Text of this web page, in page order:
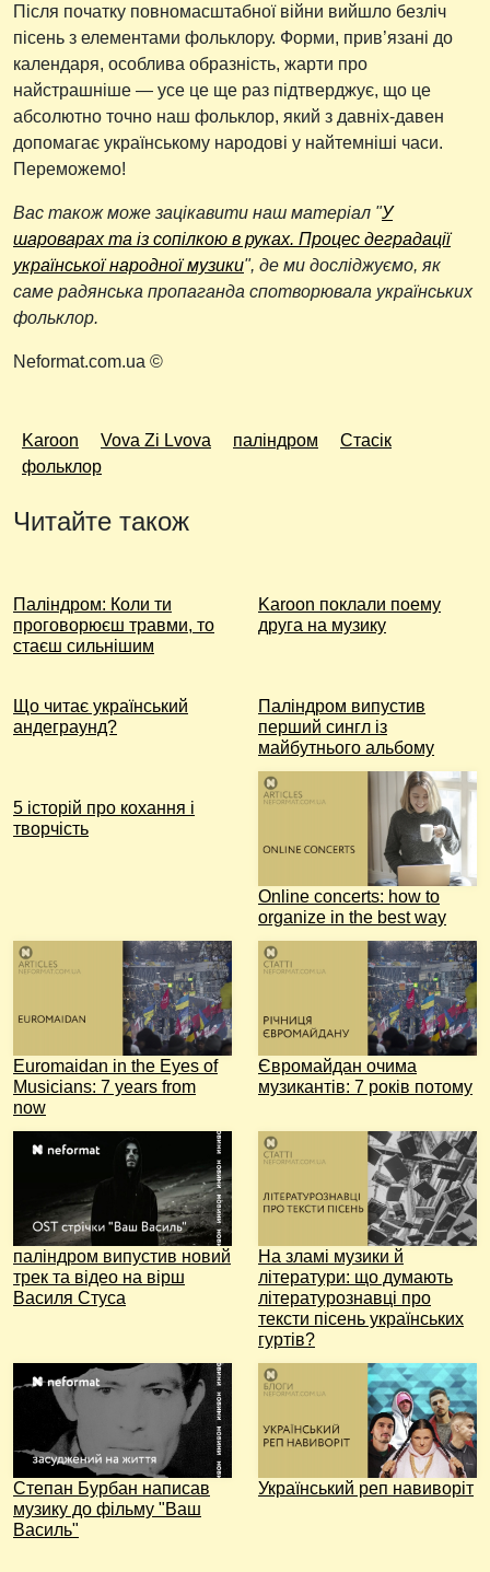
Після початку повномасштабної війни вийшло безліч
пісень з елементами фольклору. Форми, прив’язані до
календаря, особлива образність, жарти про
найстрашніше — усе це ще раз підтверджує, що це
абсолютно точно наш фольклор, який з давніх-давен
допомагає українському народові у найтемніші часи.
Переможемо!
Вас також може зацікавити наш матеріал "У
шароварах та із сопілкою в руках. Процес деградації
української народної музики", де ми досліджуємо, як
саме радянська пропаганда спотворювала українських
фольклор.
Neformat.com.ua ©
Karoon Vova Zi Lvova паліндром
Стасік
фольклор
Читайте також
Паліндром: Коли ти
проговорюєш травми, то
стаєш сильнішим
Karoon поклали поему
друга на музику
Що читає український
андеграунд?
Паліндром випустив
перший сингл із
майбутнього альбому
5 історій про кохання і
творчість
Online concerts: how to
organize in the best way
Euromaidan in the Eyes of
Musicians: 7 years from
now
Євромайдан очима
музикантів: 7 років потому
паліндром випустив новий
трек та відео на вірш
Василя Стуса
На зламі музики й
літератури: що думають
літературознавці про
тексти пісень українських
гуртів?
Степан Бурбан написав
музику до фільму "Ваш
Василь"
Український реп навиворіт